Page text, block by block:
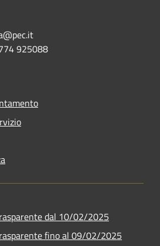
925088
dal 10/02/2025
fino al 09/02/2025